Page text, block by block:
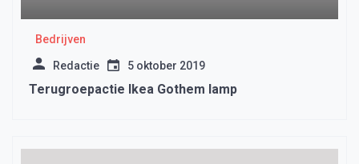
Bedrijven
Redactie 5 oktober 2019
Terugroepactie Ikea Gothem lamp